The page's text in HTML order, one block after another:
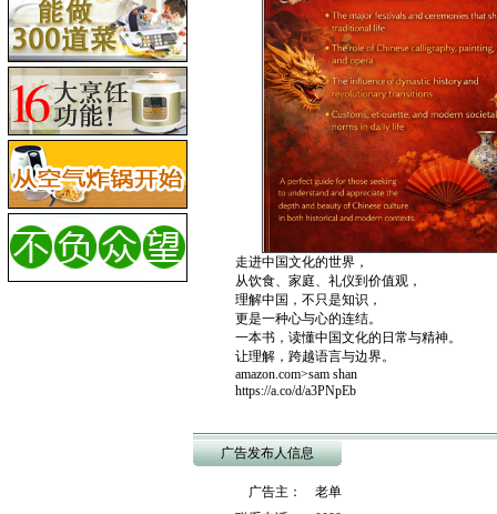
走进中国文化的世界，
从饮食、家庭、礼仪到价值观，
理解中国，不只是知识，
更是一种心与心的连结。
一本书，读懂中国文化的日常与精神。
让理解，跨越语言与边界。
amazon.com>sam shan
https://a.co/d/a3PNpEb
广告发布人信息
广告主： 老单